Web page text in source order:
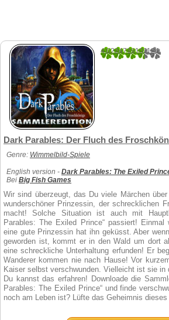
4.0224719101124
Dark Parables: Der Fluch des
Genre: Wimmelbild-Spiele
English version - Dark Parables: The Exiled
Bei Big Fish Games
Wir sind überzeugt, das Du viele Märchen
wunderschöner Prinzessin, der schrecklichen
macht! Solche Situation ist auch mit
Parables: The Exiled Prince“ passiert!
eine gute Prinzessin hat ihn geküsst. Aber
geworden ist, kommt er in den Wald um dort
eine schreckliche Unterhaltung erfunden! Er
Wanderer kommen nie nach Hause! Vor
Kaiser selbst verschwunden. Vielleicht ist sie in
Du kannst das erfahren! Downloade die
Parables: The Exiled Prince“ und finde
noch am Leben ist? Lüfte das Geheimnis dieses